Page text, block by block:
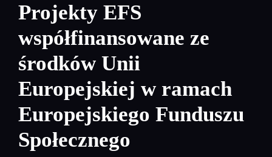
Projekty EFS
współfinansowane ze
środków Unii
Europejskiej w ramach
Europejskiego Funduszu
Społecznego